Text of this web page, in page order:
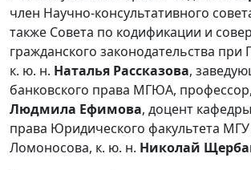
член Научно-консультативного
также Совета по кодификации и
гражданского законодательства при
к. ю. н. Наталья Рассказова,
банковского права МГЮА,
Людмила Ефимова, доцент
права Юридического факультета
Ломоносова, к. ю. н. Николай